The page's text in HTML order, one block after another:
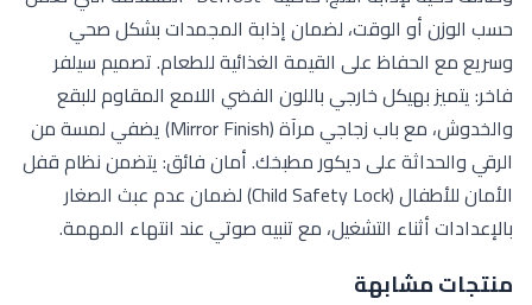
حسب الوزن أو الوقت، لضمان إذابة المجمدات بشكل صحي
وسريع مع الحفاظ على القيمة الغذائية للطعام. تصميم سيلفر
فاخر: يتميز بهيكل خارجي باللون الفضي اللامع المقاوم للبقع
والخدوش، مع باب زجاجي مرآة (Mirror Finish) يضفي لمسة من
الرقي والحداثة على ديكور مطبخك. أمان فائق: يتضمن نظام قفل
الأمان للأطفال (Child Safety Lock) لضمان عدم عبث الصغار
بالإعدادات أثناء التشغيل، مع تنبيه صوتي عند انتهاء المهمة.
منتجات مشابهة